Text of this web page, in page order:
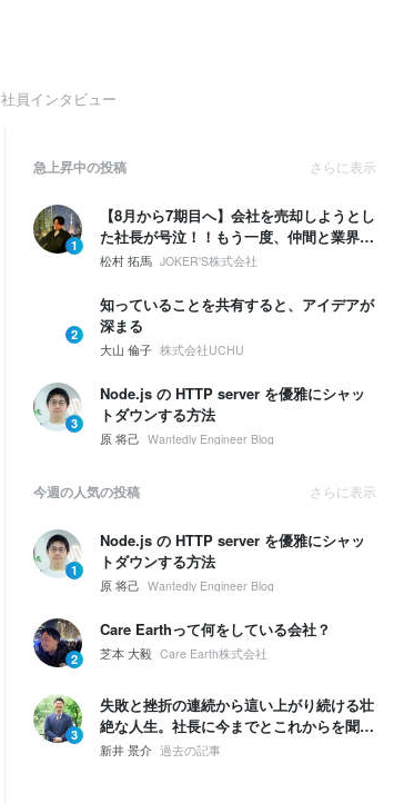
社員インタビュー
急上昇中の投稿 さらに表示
1
【8月から7期目へ】会社を売却しようとし
た社長が号泣！！もう一度、仲間と業界
No.1を取ると決めた話
松村 拓馬 JOKER'S株式会社
2
知っていることを共有すると、アイデアが
深まる
大山 倫子 株式会社UCHU
3
Node.js の HTTP server を優雅にシャッ
トダウンする方法
原 将己 Wantedly Engineer Blog
今週の人気の投稿 さらに表示
1
Node.js の HTTP server を優雅にシャッ
トダウンする方法
原 将己 Wantedly Engineer Blog
2
Care Earthって何をしている会社？
芝本 大毅 Care Earth株式会社
3
失敗と挫折の連続から這い上がり続ける壮
絶な人生。社長に今までとこれからを聞い
てみた。
新井 景介 過去の記事